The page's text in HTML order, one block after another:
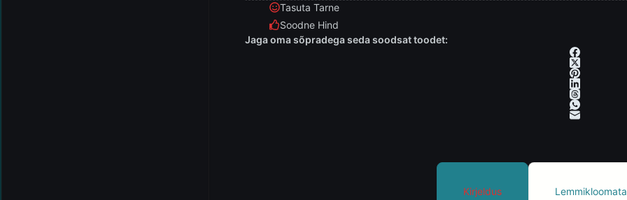
Tasuta Tarne
Soodne Hind
Jaga oma sõpradega seda soodsat toodet:
Kirjeldus